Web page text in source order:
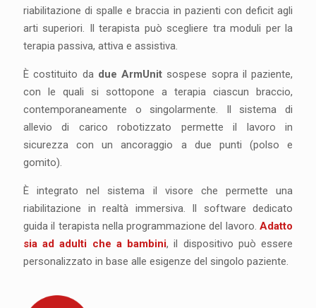
riabilitazione di spalle e braccia in pazienti con deficit agli
arti superiori. Il terapista può scegliere tra moduli per la
terapia passiva, attiva e assistiva.
È costituito da due ArmUnit sospese sopra il paziente,
con le quali si sottopone a terapia ciascun braccio,
contemporaneamente o singolarmente. Il sistema di
allevio di carico robotizzato permette il lavoro in
sicurezza con un ancoraggio a due punti (polso e
gomito).
È integrato nel sistema il visore che permette una
riabilitazione in realtà immersiva. Il software dedicato
guida il terapista nella programmazione del lavoro. Adatto
sia ad adulti che a bambini, il dispositivo può essere
personalizzato in base alle esigenze del singolo paziente.